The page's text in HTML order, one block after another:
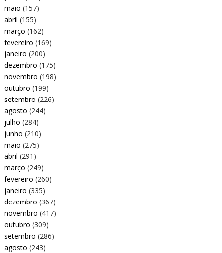
maio (157)
abril (155)
março (162)
fevereiro (169)
janeiro (200)
dezembro (175)
novembro (198)
outubro (199)
setembro (226)
agosto (244)
julho (284)
junho (210)
maio (275)
abril (291)
março (249)
fevereiro (260)
janeiro (335)
dezembro (367)
novembro (417)
outubro (309)
setembro (286)
agosto (243)